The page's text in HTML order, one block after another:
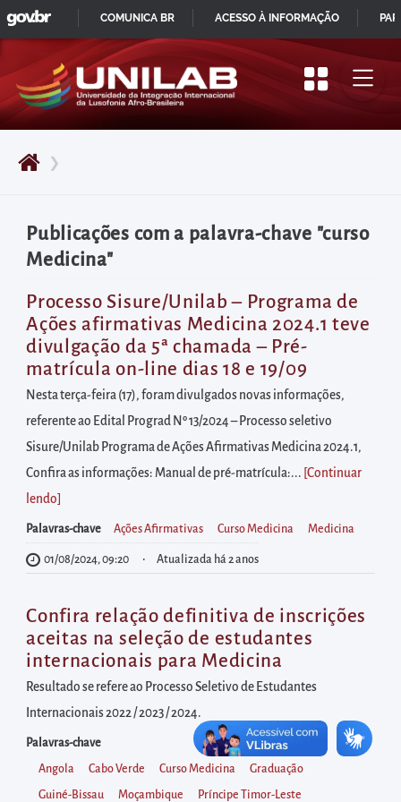
Pular
para
início
do
principal
Acessar
diretamente
o
menu
principal
Acessar
diretamente
à
área
para
realizar
buscas
internas
diretamente
as
informações
postas
no
rodapé
❯
Publicações com a palavra-chave "curso
Medicina"
Processo Sisure/Unilab – Programa de
Ações afirmativas Medicina 2024.1 teve
divulgação da 5ª chamada – Pré-
matrícula on-line dias 18 e 19/09
Nesta terça-feira (17), foram divulgados novas informações,
referente ao Edital Prograd Nº 13/2024 – Processo seletivo
Sisure/Unilab Programa de Ações Afirmativas Medicina 2024.1,
Confira as informações: Manual de pré-matrícula:... [Continuar
lendo
Palavras-chave Ações Afirmativas Curso Medicina Medicina
01/08/2024, 09:20 Atualizada há 2 anos
Confira relação definitiva de inscrições
aceitas na seleção de estudantes
internacionais para Medicina
Resultado se refere ao Processo Seletivo de Estudantes
Internacionais 2022 / 2023 / 2024.
Palavras-chave
Angola Cabo Verde Curso Medicina Graduação
Guiné-Bissau Moçambique Príncipe Timor-Leste
IR
PARA
CONTEÚDO
GOVBR
COMUNICA BR ACESSO À INFORMAÇÃO